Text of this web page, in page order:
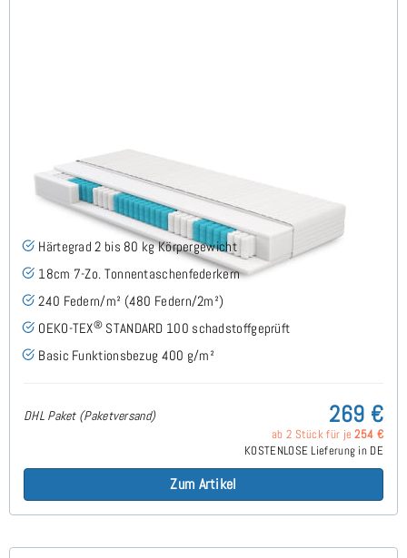
Roy H2 (Basic) TTFK-Matratze 80x210 cm
(53)
Härtegrad 2 bis 80 kg Körpergewicht
18cm 7-Zo. Tonnentaschenfederkern
240 Federn/m² (480 Federn/2m²)
OEKO-TEX® STANDARD 100 schadstoffgeprüft
Basic Funktionsbezug 400 g/m²
DHL Paket (Paketversand) 269 €
ab 2 Stück für je254 €
KOSTENLOSE Lieferung in DE
Zum Artikel